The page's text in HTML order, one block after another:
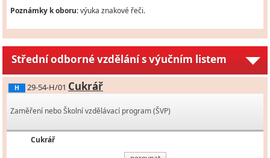
Poznámky k oboru:výuka znakové řeči.
Střední odborné vzdělání s výučním listem
H 29-54-H/01 Cukrář
Zaměření nebo Školní vzdělávací program (ŠVP)
Cukrář